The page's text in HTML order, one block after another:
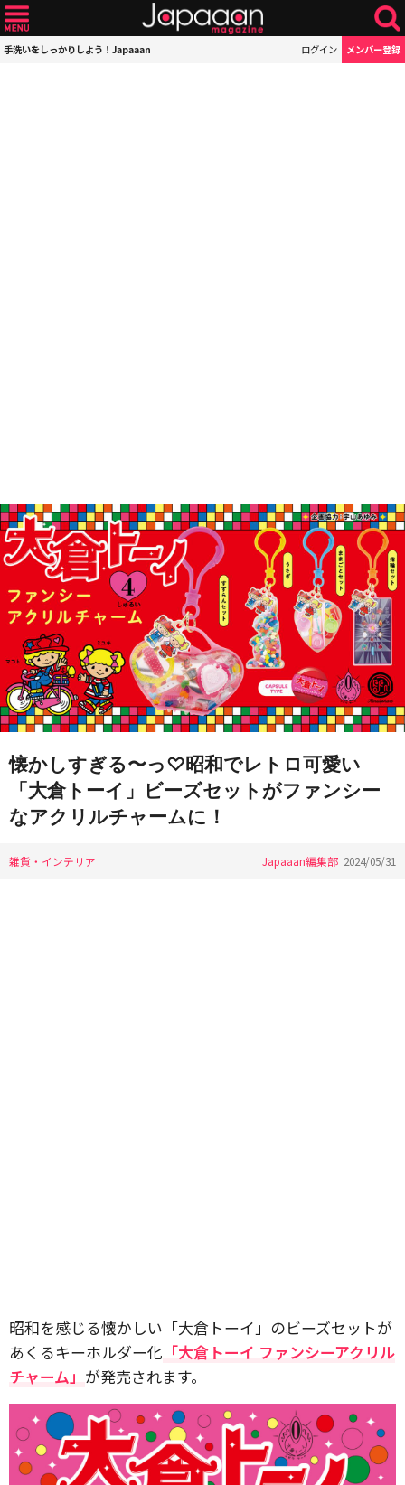
手洗いをしっかりしよう！Japaaan ログイン メンバー登録
懐かしすぎる〜っ♡昭和でレトロ可愛い
「大倉トーイ」ビーズセットがファンシー
なアクリルチャームに！
雑貨・インテリア Japaaan編集部 2024/05/31
昭和を感じる懐かしい「大倉トーイ」のビーズセットが
あくるキーホルダー化 「大倉トーイ ファンシーアクリル
チャーム」 が発売されます。